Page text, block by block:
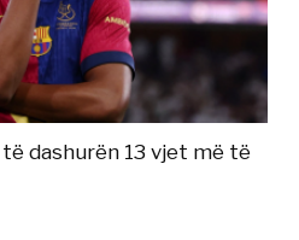
të dashurën 13 vjet më të